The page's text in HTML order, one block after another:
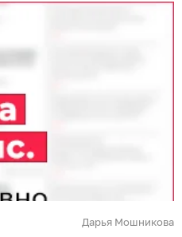
Дарья Мошникова